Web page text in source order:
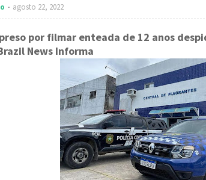
agosto 22, 2022
por filmar enteada de 12 anos
News Informa